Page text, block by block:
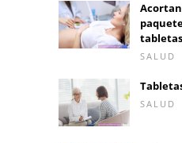
tabletas
SALUD
SALUD